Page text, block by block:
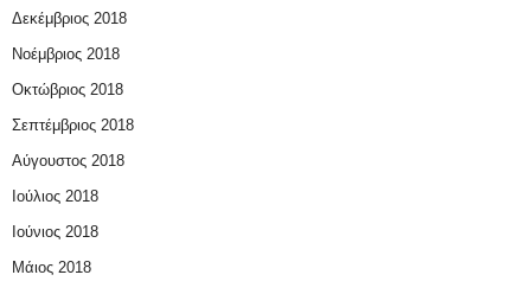
Δεκέμβριος 2018
Νοέμβριος 2018
Οκτώβριος 2018
Σεπτέμβριος 2018
Αύγουστος 2018
Ιούλιος 2018
Ιούνιος 2018
Μάιος 2018